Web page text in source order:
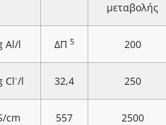
μεταβολής
Al/l ΔΠ 5 200
Cl-/l 32,4 250
cm
557 2500